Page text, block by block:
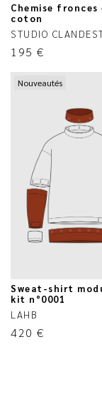
Chemise fronces
coton
STUDIO
195 €
Nouveautés
Sweat-shirt
kit n°0001
LAHB
420 €